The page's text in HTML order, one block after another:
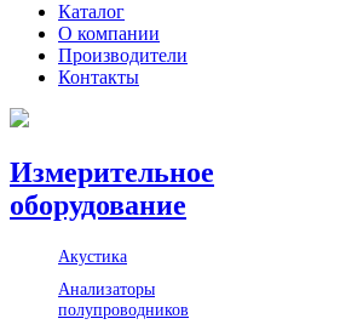
Каталог
О компании
Производители
Контакты
Измерительное
оборудование
Акустика
Анализаторы
полупроводников